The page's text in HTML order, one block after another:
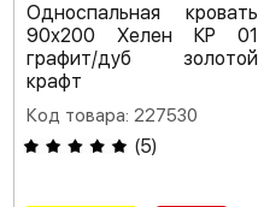
Односпальная кровать
90х200 Хелен КР 01
графит/дуб золотой
крафт
Код товара: 227530
(5)